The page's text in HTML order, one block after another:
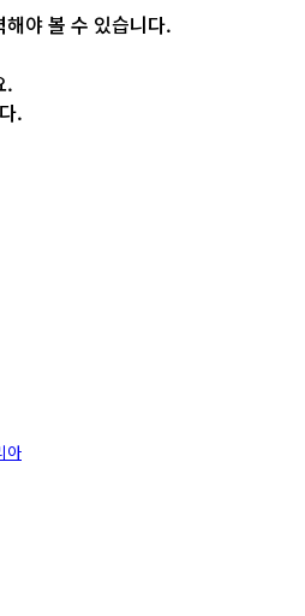
야 볼 수 있습니다.
.
.
아